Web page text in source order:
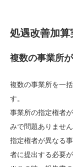
処遇改善加算
複数の事業所
複数の事業所を一
す。
事業所の指定権者
みで問題ありませ
指定権者が異なる
者に提出する必要が